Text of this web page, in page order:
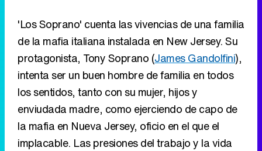
'Los Soprano' cuenta las vivencias de una familia
de la mafia italiana instalada en New Jersey. Su
protagonista, Tony Soprano (James Gandolfini),
intenta ser un buen hombre de familia en todos
los sentidos, tanto con su mujer, hijos y
enviudada madre, como ejerciendo de capo de
la mafia en Nueva Jersey, oficio en el que el
implacable. Las presiones del trabajo y la vida